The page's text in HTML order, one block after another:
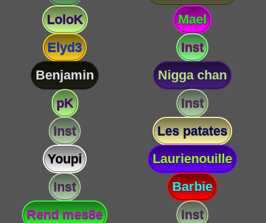
LoloK
Mael
Elyd3
Inst
Benjamin
Nigga chan
pK
Inst
Inst
Les patates
Youpi
Laurienouille
Inst
Barbie
Rend mes8e
Inst